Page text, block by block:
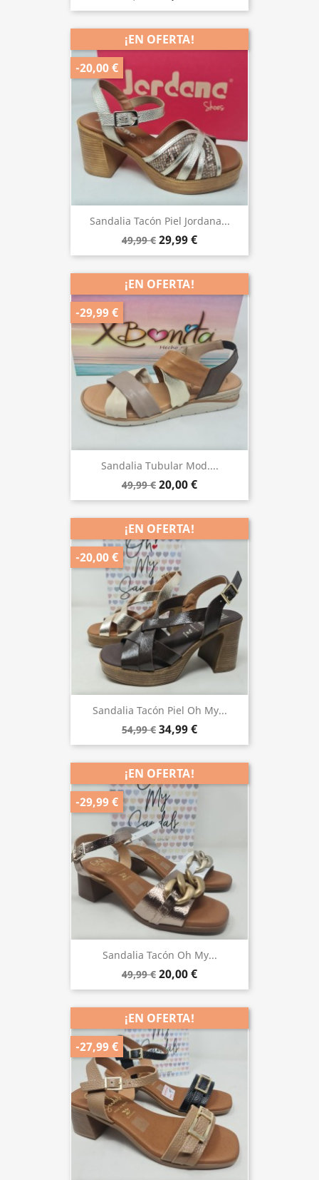
Sandalia Tacón Piel Jordana...
49,99 € 29,99 €
¡EN OFERTA!
-20,00 €
Sandalia Tubular Mod....
49,99 € 20,00 €
¡EN OFERTA!
-29,99 €
Sandalia Tacón Piel Oh My...
54,99 € 34,99 €
¡EN OFERTA!
-20,00 €
Sandalia Tacón Oh My...
49,99 € 20,00 €
¡EN OFERTA!
-29,99 €
¡EN OFERTA!
-27,99 €